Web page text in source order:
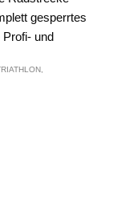
gesperrtes
und